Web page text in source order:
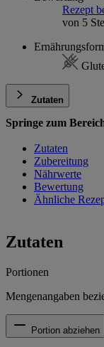
Rezept
von 5
Zutaten
Springe zum
Zutaten
Zubereitung
Nährwerte
Bewertung
Ähnliche
Zutaten
Portionen
Mengenangaben
Portion abziehen